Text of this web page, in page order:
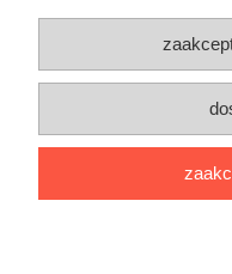
Inteligentny
Promocje i transport
Polityka
Promocyjne Ceny|